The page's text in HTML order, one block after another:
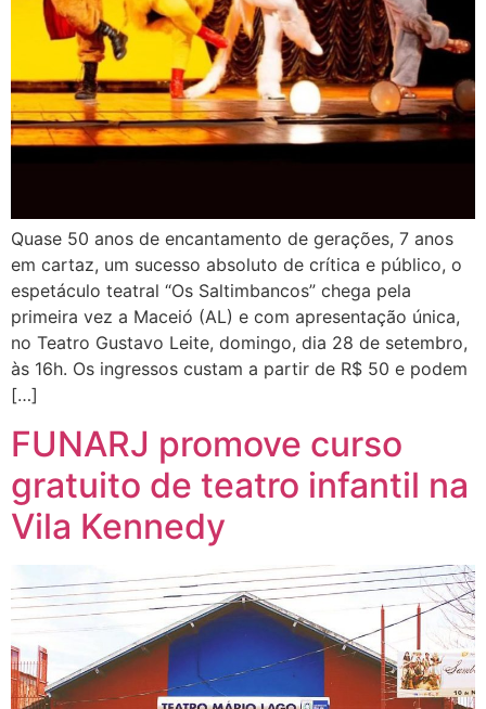
Quase 50 anos de encantamento de gerações, 7 anos
em cartaz, um sucesso absoluto de crítica e público, o
espetáculo teatral “Os Saltimbancos” chega pela
primeira vez a Maceió (AL) e com apresentação única,
no Teatro Gustavo Leite, domingo, dia 28 de setembro,
às 16h. Os ingressos custam a partir de R$ 50 e podem
[…]
FUNARJ promove curso
gratuito de teatro infantil na
Vila Kennedy